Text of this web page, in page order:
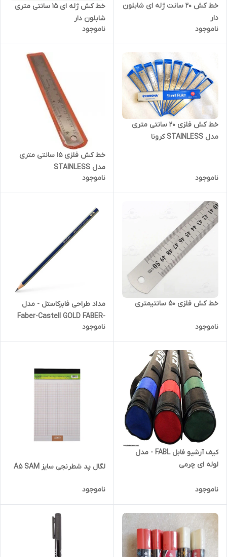
خط کش 20 سانت ژله ای شابلون
دار
ناموجود
خط کش ژله ای 15 سانتی متری
شابلون دار
ناموجود
خط کش فلزی 20 سانتی متری
مدل STAINLESS کرونا
ناموجود
خط کش فلزی 15 سانتی متری
مدل STAINLESS
ناموجود
خط کش فلزی 50 سانتیمتری
ناموجود
مداد طراحی فابرکاستل - مدل
Faber-Castell GOLD FABER-
1221 6B
ناموجود
کیف آرشیو فابل FABL - مدل
لوله ای چرمی
ناموجود
لگال پد شطرنجی سایز A5 SAM
ناموجود